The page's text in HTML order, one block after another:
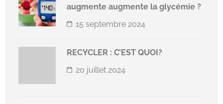
augmente augmente la glycémie ?
15 septembre 2024
RECYCLER : C’EST QUOI?
20 juillet 2024